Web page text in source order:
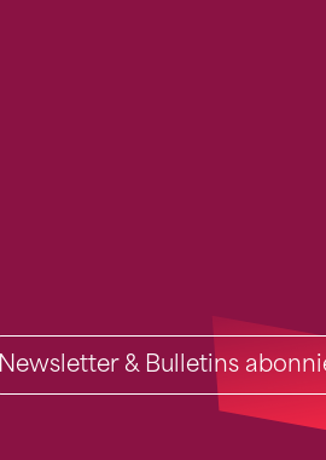
Newsletter & Bulletins